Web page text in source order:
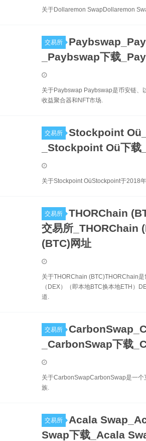
关于Dollaremon SwapDollaremon
交易所
_Paybswap下载
关于Paybswap Paybswap是币安链、
收益聚合器和NFT市场.
交易所
Stockpoint
_Stockpoint Oü下
关于Stockpoint OüStockpoint于2018
交易所
THORChain
交易所_THORChain
(BTC)网址
关于THORChain (BTC)THORChain
（DEX）（即本地BTC换本地ETH）
道.
交易所
_CarbonSwap下载
关于CarbonSwapCarbonSwap是一
族.
交易所
Acala
Swap下载_Acala